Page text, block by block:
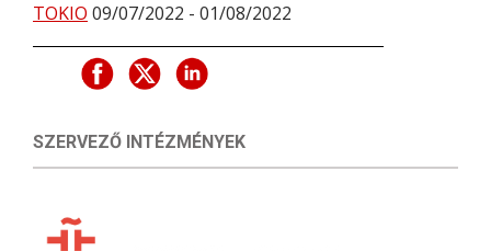
TOKIO 09/07/2022 - 01/08/2022
SZERVEZŐ INTÉZMÉNYEK